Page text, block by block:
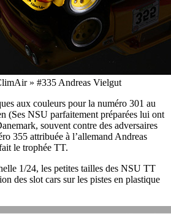
» #335 Andreas Vielgut
aux couleurs pour la numéro 301 au
(Ses NSU parfaitement préparées lui ont
souvent contre des adversaires
355 attribuée à l’allemand Andreas
le trophée TT.
1/24, les petites tailles des NSU TT
des slot cars sur les pistes en plastique